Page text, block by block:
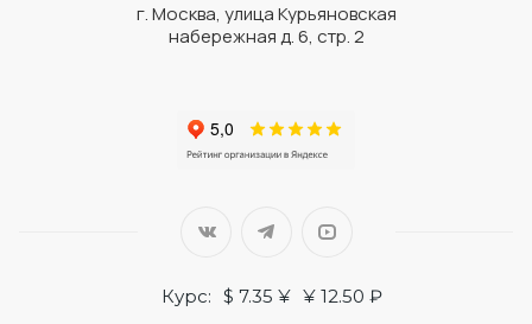
г. Москва, улица Курьяновская
набережная д. 6, стр. 2
Курс: $ 7.35 ¥ ¥ 12.50 ₽